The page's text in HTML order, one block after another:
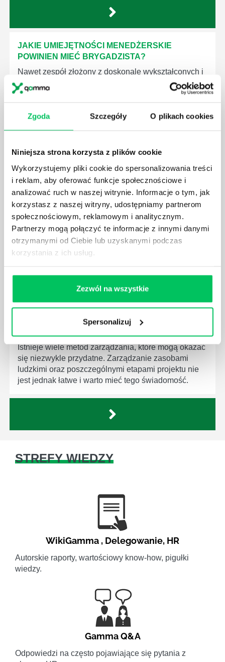
Zgoda Szczegóły O plikach cookies
Niniejsza strona korzysta z plików cookie
Wykorzystujemy pliki cookie do spersonalizowania treści
i reklam, aby oferować funkcje społecznościowe i
analizować ruch w naszej witrynie. Informacje o tym, jak
korzystasz z naszej witryny, udostępniamy partnerom
społecznościowym, reklamowym i analitycznym.
Partnerzy mogą połączyć te informacje z innymi danymi
otrzymanymi od Ciebie lub uzyskanymi podczas
korzystania z ich usług.
Zezwól na wszystkie
Spersonalizuj
JAKIE UMIEJĘTNOŚCI MENEDŻERSKIE
POWINIEN MIEĆ BRYGADZISTA?
Nawet zespół złożony z doskonale wykształconych i
kompetentnych pracowników nie będzie w stanie
sprawnie realizować swoich zadań, jeśli zabraknie w
niezbędna jest osoba nadzorująca wszystkie
JAK BRYGADZISTA MOŻE ROZWINĄĆ SWOJE
KOMPETENCJE MENEDŻERSKIE?
Menedżer to niezwykle ważne stanowisko w każdej
firmie. Osoba je pełniąca jest w pełni odpowiedzialna
za realizację działań podległych mu osób oraz
działu.
JAKĄ METODĘ ZARZĄDZANIA POWINIEN ZNAĆ
Istnieje wiele metod zarządzania, które mogą okazać
się niezwykle przydatne. Zarządzanie zasobami
ludzkimi oraz poszczególnymi etapami projektu nie
jest jednak łatwe i warto mieć tego świadomość.
STREFY WIEDZY
WikiGamma , Delegowanie, HR
Autorskie raporty, wartościowy know-how, pigułki
wiedzy.
Gamma Q&A
Odpowiedzi na często pojawiające się pytania z